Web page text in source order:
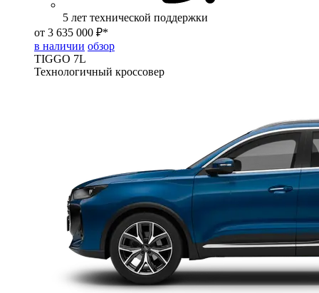
5 лет технической поддержки
от 3 635 000 ₽*
в наличии обзор
TIGGO 7L
Технологичный кроссовер